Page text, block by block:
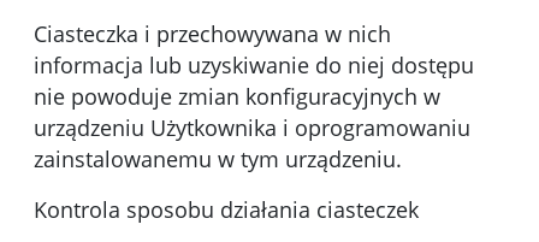
Ciasteczka i przechowywana w nich
informacja lub uzyskiwanie do niej dostępu
nie powoduje zmian konfiguracyjnych w
urządzeniu Użytkownika i oprogramowaniu
zainstalowanemu w tym urządzeniu.
Kontrola sposobu działania ciasteczek